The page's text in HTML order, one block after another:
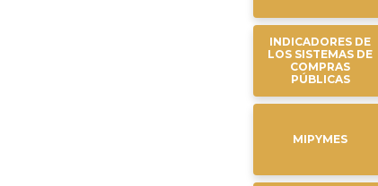
INDICADORES DE
LOS SISTEMAS DE
COMPRAS
PÚBLICAS
MIPYMES